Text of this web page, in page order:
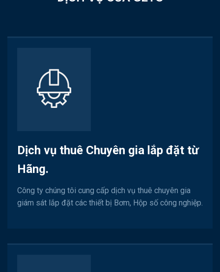
Dịch vụ thuê Chuyên gia lắp đặt từ
Hãng.
Công ty chúng tôi cung cấp dịch vụ thuê chuyên gia
giám sát lắp đặt các thiết bị Bơm, Hộp số công nghiệp.